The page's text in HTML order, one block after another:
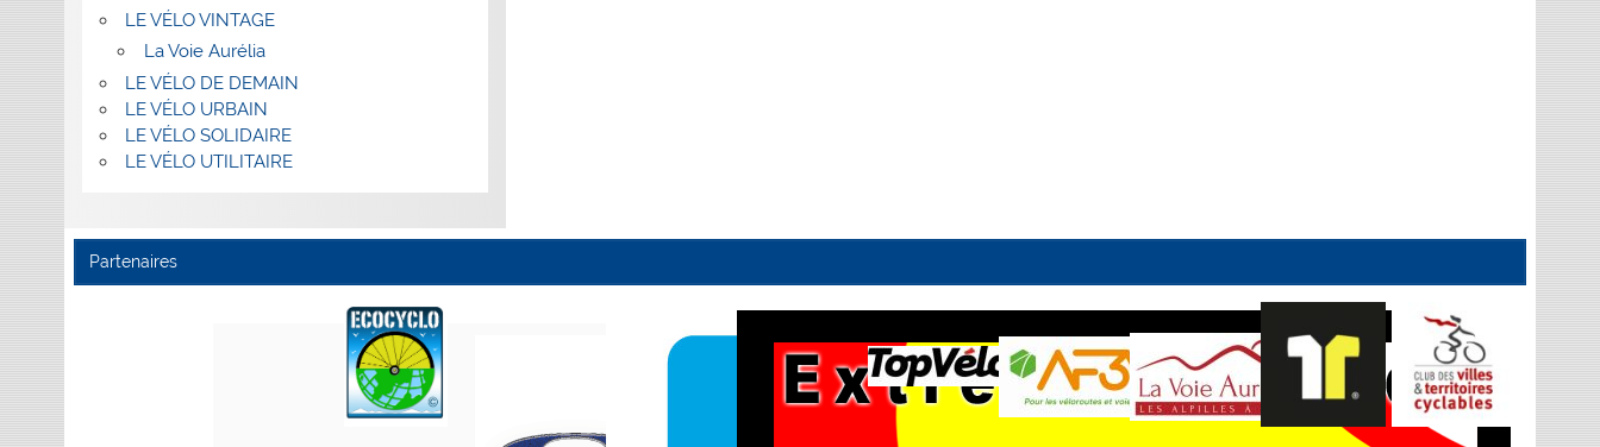
LE VÉLO VINTAGE
La Voie Aurélia
LE VÉLO DE DEMAIN
LE VÉLO URBAIN
LE VÉLO SOLIDAIRE
LE VÉLO UTILITAIRE
Partenaires